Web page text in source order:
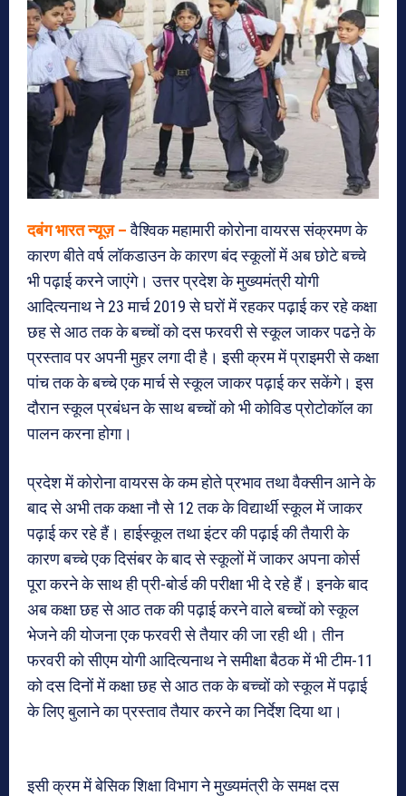
दबंग भारत न्यूज़ –वैश्विक महामारी कोरोना वायरस संक्रमण के
कारण बीते वर्ष लॉकडाउन के कारण बंद स्कूलों में अब छोटे बच्चे
भी पढ़ाई करने जाएंगे। उत्तर प्रदेश के मुख्यमंत्री योगी
आदित्यनाथ ने 23 मार्च 2019 से घरों में रहकर पढ़ाई कर रहे कक्षा
छह से आठ तक के बच्चों को दस फरवरी से स्कूल जाकर पढऩे के
प्रस्ताव पर अपनी मुहर लगा दी है। इसी क्रम में प्राइमरी से कक्षा
पांच तक के बच्चे एक मार्च से स्कूल जाकर पढ़ाई कर सकेंगे। इस
दौरान स्कूल प्रबंधन के साथ बच्चों को भी कोविड प्रोटोकॉल का
पालन करना होगा।
प्रदेश में कोरोना वायरस के कम होते प्रभाव तथा वैक्सीन आने के
बाद से अभी तक कक्षा नौ से 12 तक के विद्यार्थी स्कूल में जाकर
पढ़ाई कर रहे हैं। हाईस्कूल तथा इंटर की पढ़ाई की तैयारी के
कारण बच्चे एक दिसंबर के बाद से स्कूलों में जाकर अपना कोर्स
पूरा करने के साथ ही प्री-बोर्ड की परीक्षा भी दे रहे हैं। इनके बाद
अब कक्षा छह से आठ तक की पढ़ाई करने वाले बच्चों को स्कूल
भेजने की योजना एक फरवरी से तैयार की जा रही थी। तीन
फरवरी को सीएम योगी आदित्यनाथ ने समीक्षा बैठक में भी टीम-11
को दस दिनों में कक्षा छह से आठ तक के बच्चों को स्कूल में पढ़ाई
के लिए बुलाने का प्रस्ताव तैयार करने का निर्देश दिया था।
इसी क्रम में बेसिक शिक्षा विभाग ने मुख्यमंत्री के समक्ष दस